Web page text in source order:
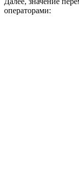
операторами: